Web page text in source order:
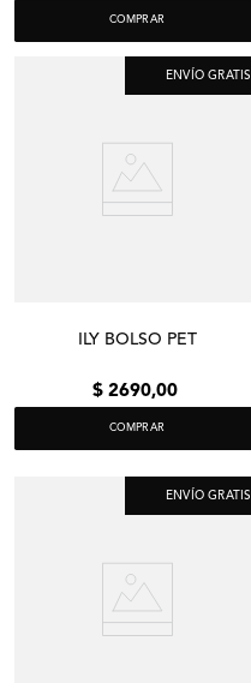
COMPRAR
ENVÍO GRATIS
ILY BOLSO PET
$ 2690,00
COMPRAR
ENVÍO GRATIS